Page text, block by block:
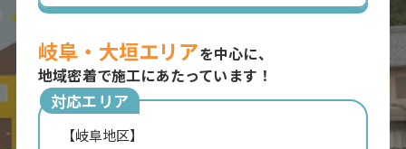
岐阜・大垣エリアを中心に、
地域密着で施工にあたっています！
対応エリア
【岐阜地区】